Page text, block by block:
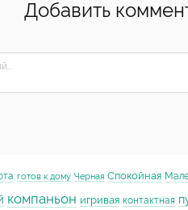
Добавить
готов к дому Черная Спокойная
компаньон игривая контактная